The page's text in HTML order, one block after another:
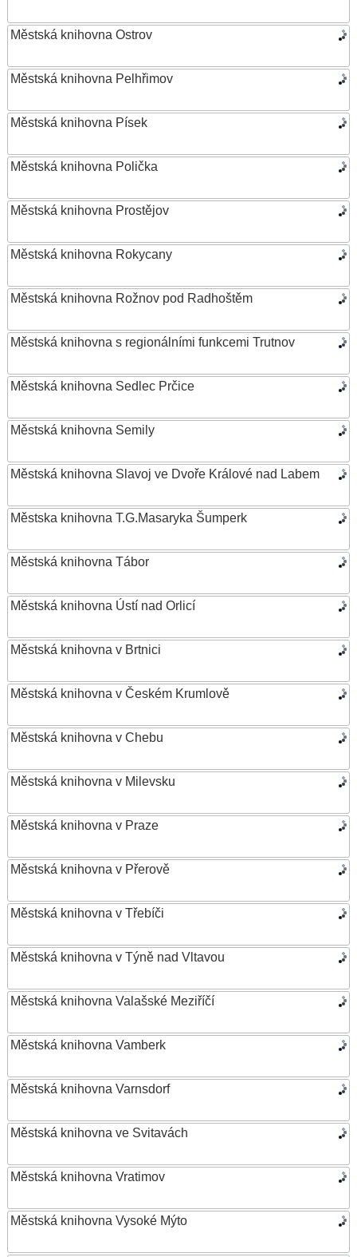
Městská knihovna Ostrov
Městská knihovna Pelhřimov
Městská knihovna Písek
Městská knihovna Polička
Městská knihovna Prostějov
Městská knihovna Rokycany
Městská knihovna Rožnov pod Radhoštěm
Městská knihovna s regionálními funkcemi Trutnov
Městská knihovna Sedlec Prčice
Městská knihovna Semily
Městská knihovna Slavoj ve Dvoře Králové nad Labem
Městska knihovna T.G.Masaryka Šumperk
Městská knihovna Tábor
Městská knihovna Ústí nad Orlicí
Městská knihovna v Brtnici
Městská knihovna v Českém Krumlově
Městská knihovna v Chebu
Městská knihovna v Milevsku
Městská knihovna v Praze
Městská knihovna v Přerově
Městská knihovna v Třebíči
Městská knihovna v Týně nad Vltavou
Městská knihovna Valašské Meziříčí
Městská knihovna Vamberk
Městská knihovna Varnsdorf
Městská knihovna ve Svitavách
Městská knihovna Vratimov
Městská knihovna Vysoké Mýto